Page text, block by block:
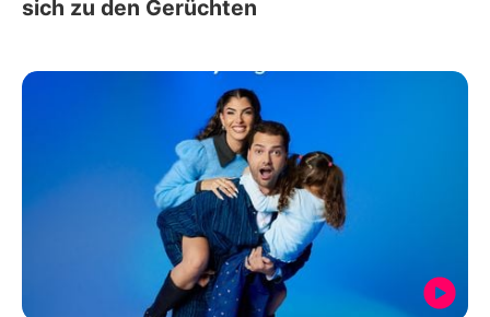
sich zu den Gerüchten